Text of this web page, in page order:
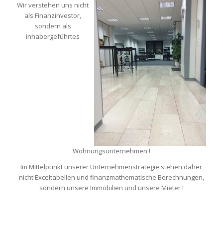
Wir verstehen uns nicht
als Finanzinvestor,
sondern als
inhabergeführtes
Wohnungsunternehmen !
Im Mittelpunkt unserer Unternehmenstrategie stehen daher
nicht Exceltabellen und finanzmathematische Berechnungen,
sondern unsere Immobilien und unsere Mieter !